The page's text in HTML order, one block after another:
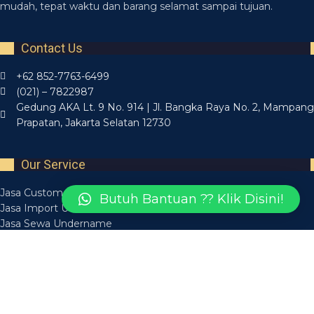
mudah, tepat waktu dan barang selamat sampai tujuan.
Contact Us
+62 852-7763-6499
(021) – 7822987
Gedung AKA Lt. 9 No. 914 | Jl. Bangka Raya No. 2, Mampang
Prapatan, Jakarta Selatan 12730
Our Service
Jasa Custom Clearance
Jasa Import Undername
Jasa Sewa Undername
Butuh Bantuan ?? Klik Disini!